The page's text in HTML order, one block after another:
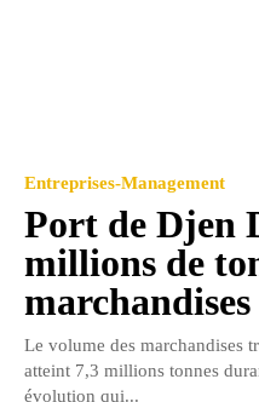
Entreprises-Management
Port de Djen
millions de
Le volume des marchandises
atteint 7,3 millions tonnes
évolution qui...